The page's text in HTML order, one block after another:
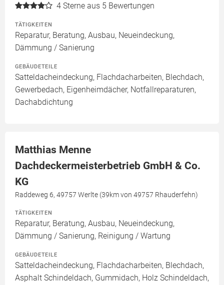
4 Sterne aus 5 Bewertungen
TÄTIGKEITEN
Reparatur, Beratung, Ausbau, Neueindeckung,
Dämmung / Sanierung
GEBÄUDETEILE
Satteldacheindeckung, Flachdacharbeiten, Blechdach,
Gewerbedach, Eigenheimdächer, Notfallreparaturen,
Dachabdichtung
Matthias Menne
Dachdeckermeisterbetrieb GmbH & Co.
KG
Raddeweg 6, 49757 Werlte (39km von 49757 Rhauderfehn)
TÄTIGKEITEN
Reparatur, Beratung, Ausbau, Neueindeckung,
Dämmung / Sanierung, Reinigung / Wartung
GEBÄUDETEILE
Satteldacheindeckung, Flachdacharbeiten, Blechdach,
Asphalt Schindeldach, Gummidach, Holz Schindeldach,